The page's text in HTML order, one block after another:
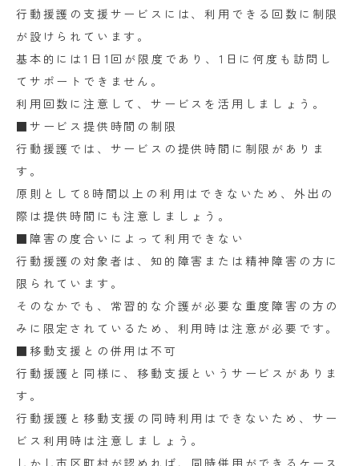
行動援護の支援サービスには、利用できる回数に制限
が設けられています。
基本的には1日1回が限度であり、1日に何度も訪問し
てサポートできません。
利用回数に注意して、サービスを活用しましょう。
■サービス提供時間の制限
行動援護では、サービスの提供時間に制限がありま
す。
原則として8時間以上の利用はできないため、外出の
際は提供時間にも注意しましょう。
■障害の度合いによって利用できない
行動援護の対象者は、知的障害または精神障害の方に
限られています。
そのなかでも、常習的な介護が必要な重度障害の方の
みに限定されているため、利用時は注意が必要です。
■移動支援との併用は不可
行動援護と同様に、移動支援というサービスがありま
す。
行動援護と移動支援の同時利用はできないため、サー
ビス利用時は注意しましょう。
しかし市区町村が認めれば、同時併用ができるケース